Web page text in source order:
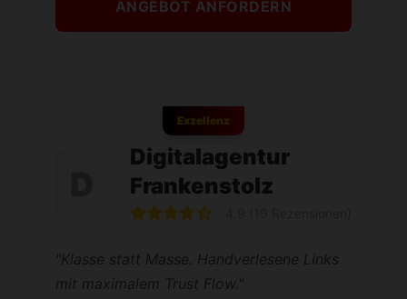
ANGEBOT ANFORDERN
Exzellenz
Digitalagentur
Frankenstolz
"Klasse statt Masse. Handverlesene Links
mit maximalem Trust Flow."